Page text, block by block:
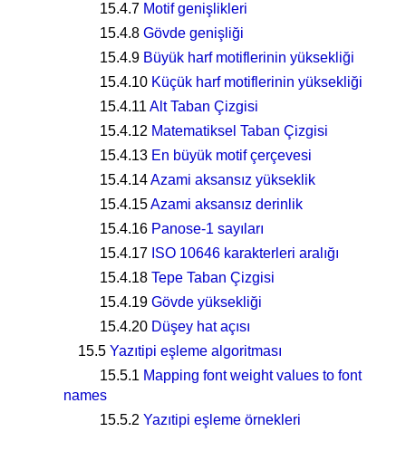
15.4.7 Motif genişlikleri
15.4.8 Gövde genişliği
15.4.9 Büyük harf motiflerinin yüksekliği
15.4.10 Küçük harf motiflerinin yüksekliği
15.4.11 Alt Taban Çizgisi
15.4.12 Matematiksel Taban Çizgisi
15.4.13 En büyük motif çerçevesi
15.4.14Azami aksansız yükseklik
15.4.15Azami aksansız derinlik
15.4.16 Panose-1 sayıları
15.4.17 ISO 10646 karakterleri aralığı
15.4.18 Tepe Taban Çizgisi
15.4.19 Gövde yüksekliği
15.4.20 Düşey hat açısı
15.5 Yazıtipi eşleme algoritması
15.5.1 Mapping font weight values to font
names
15.5.2 Yazıtipi eşleme örnekleri